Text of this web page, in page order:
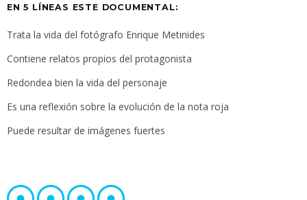
EN 5 LÍNEAS ESTE DOCUMENTAL:
Trata la vida del fotógrafo Enrique Metinides
Contiene relatos propios del protagonista
Redondea bien la vida del personaje
Es una reflexión sobre la evolución de la nota roja
Puede resultar de imágenes fuertes